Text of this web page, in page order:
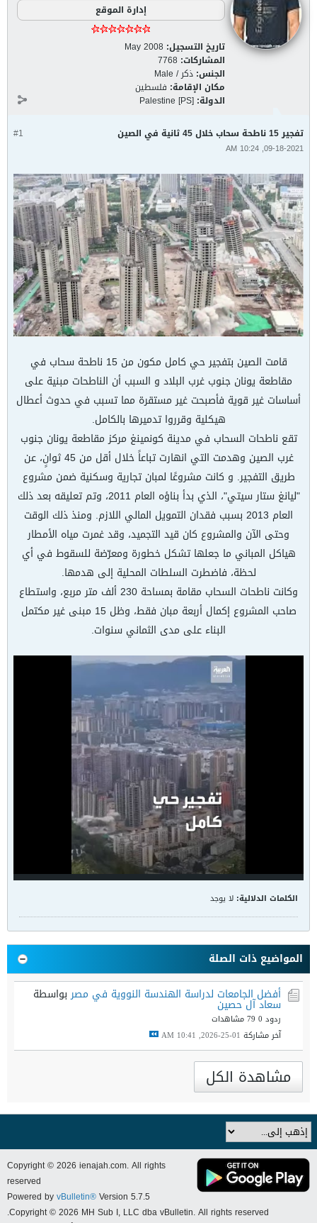
إدارة الموقع
تاريخ التسجيل: May 2008
المشاركات: 7768
الجنس: ذكر / Male
مكان الإقامة: فلسطين
الدولة: Palestine [PS]
#1 تفجير 15 ناطحة سحاب خلال 45 ثانية في الصين
09-18-2021, 10:24 AM
قامت الصين بتفجير حي كامل مكون من 15 ناطحة سحاب في
مقاطعة يونان جنوب غرب البلاد و السبب أن الناطحات مبنية على
أساسات غير قوية فأصبحت غير مستقرة مما تسبب في حدوث أعطال
هيكلية وقرروا تدميرها بالكامل.
تقع ناطحات السحاب في مدينة كونمينغ مركز مقاطعة يونان جنوب
غرب الصين وهدمت التي انهارت تباعاً خلال أقل من 45 ثوانٍ، عن
طريق التفجير. و كانت مشروعًا لمبان تجارية وسكنية ضمن مشروع
"ليانغ ستار سيتي"، الذي بدأ بناؤه العام 2011، وتم تعليقه بعد ذلك
العام 2013 بسبب فقدان التمويل المالي اللازم. ومنذ ذلك الوقت
وحتى الآن والمشروع كان قيد التجميد، وقد غمرت مياه الأمطار
هياكل المباني ما جعلها تشكل خطورة ومعرّضة للسقوط في أي
لحظة، فاضطرت السلطات المحلية إلى هدمها.
وكانت ناطحات السحاب مقامة بمساحة 230 ألف متر مربع، واستطاع
صاحب المشروع إكمال أربعة مبان فقط، وظل 15 مبنى غير مكتمل
البناء على مدى الثماني سنوات.
الكلمات الدلالية: لا يوجد
المواضيع ذات الصلة
أفضل الجامعات لدراسة الهندسة النووية في مصر بواسطة
سعاد آل حصين
ردود 0
79 مشاهدات
آخر مشاركة 01-25-2026, 10:41 AM
مشاهدة الكل
Copyright © 2026 ienajah.com. All rights
reserved
Powered byvBulletin®Version 5.7.5
Copyright © 2026 MH Sub I, LLC dba vBulletin. All rights reserved.